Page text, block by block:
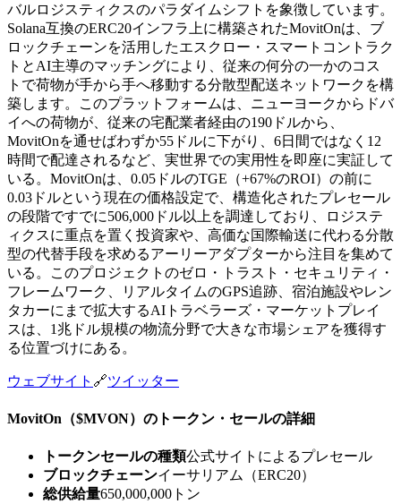
バルロジスティクスのパラダイムシフトを象徴しています。
Solana互換のERC20インフラ上に構築されたMovitOnは、ブ
ロックチェーンを活用したエスクロー・スマートコントラク
トとAI主導のマッチングにより、従来の何分の一かのコス
トで荷物が手から手へ移動する分散型配送ネットワークを構
築します。このプラットフォームは、ニューヨークからドバ
イへの荷物が、従来の宅配業者経由の190ドルから、
MovitOnを通せばわずか55ドルに下がり、6日間ではなく12
時間で配達されるなど、実世界での実用性を即座に実証して
いる。MovitOnは、0.05ドルのTGE（+67%のROI）の前に
0.03ドルという現在の価格設定で、構造化されたプレセール
の段階ですでに506,000ドル以上を調達しており、ロジステ
ィクスに重点を置く投資家や、高価な国際輸送に代わる分散
型の代替手段を求めるアーリーアダプターから注目を集めて
いる。このプロジェクトのゼロ・トラスト・セキュリティ・
フレームワーク、リアルタイムのGPS追跡、宿泊施設やレン
タカーにまで拡大するAIトラベラーズ・マーケットプレイ
スは、1兆ドル規模の物流分野で大きな市場シェアを獲得す
る位置づけにある。
ウェブサイト 🔗ツイッター
MovitOn（$MVON）のトークン・セールの詳細
トークンセールの種類公式サイトによるプレセール
ブロックチェーンイーサリアム（ERC20）
総供給量650,000,000トン